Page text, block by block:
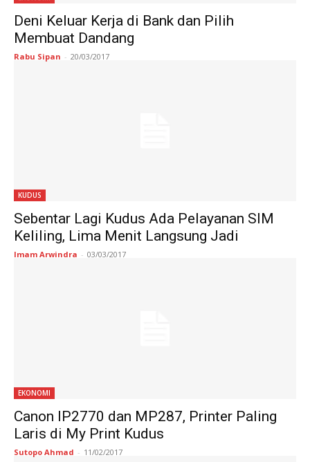
Deni Keluar Kerja di Bank dan Pilih
Membuat Dandang
Rabu Sipan - 20/03/2017
KUDUS
Sebentar Lagi Kudus Ada Pelayanan SIM
Keliling, Lima Menit Langsung Jadi
Imam Arwindra - 03/03/2017
EKONOMI
Canon IP2770 dan MP287, Printer Paling
Laris di My Print Kudus
Sutopo Ahmad - 11/02/2017